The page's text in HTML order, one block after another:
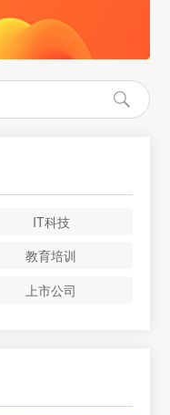
IT科技
教育培训
上市公司